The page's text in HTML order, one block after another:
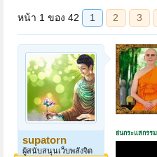
supatorn
ผู้สนับสนุนเว็บพลังจิต
ย่นกระแสกรร